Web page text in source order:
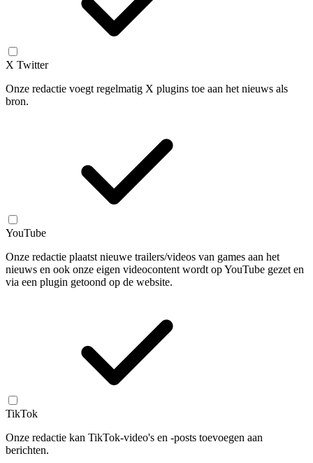
X Twitter
Onze redactie voegt regelmatig X plugins toe aan het nieuws als
bron.
YouTube
Onze redactie plaatst nieuwe trailers/videos van games aan het
nieuws en ook onze eigen videocontent wordt op YouTube gezet en
via een plugin getoond op de website.
TikTok
Onze redactie kan TikTok-video's en -posts toevoegen aan
berichten.